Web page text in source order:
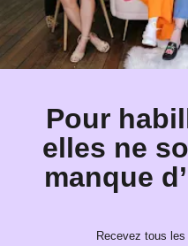
Pour
elles ne
manque
Recevez tous